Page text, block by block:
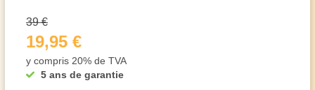
5 ans de garantie
39 €
19,95 €
y compris 20% de TVA